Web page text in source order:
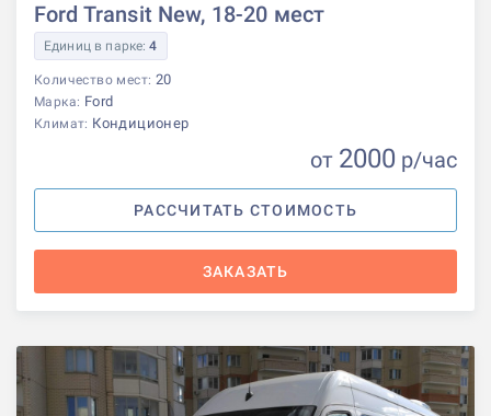
Ford Transit New, 18-20 мест
Единиц в парке:4
Количество мест: 20
Марка: Ford
Климат: Кондиционер
от 2000 р/час
РАССЧИТАТЬ СТОИМОСТЬ
ЗАКАЗАТЬ